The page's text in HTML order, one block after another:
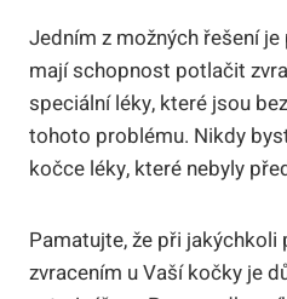
Jedním z možných řešení
mají schopnost potlačit⁣
speciální léky, které jsou
tohoto problému. Nikdy
kočce léky, které nebyly
Pamatujte, že při
zvracením u ⁤Vaší kočky je